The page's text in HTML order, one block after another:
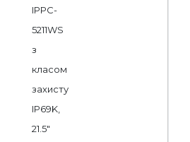
IPPC-
5211WS
з
класом
захисту
IP69K,
21.5"